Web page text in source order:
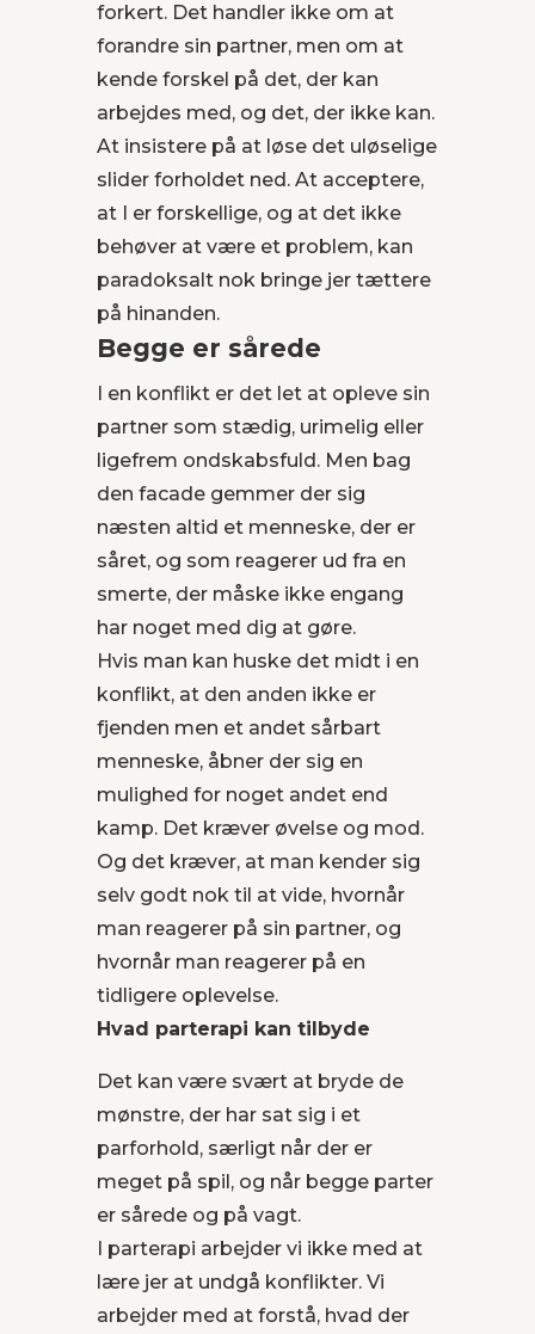
forkert. Det handler ikke om at
forandre sin partner, men om at
kende forskel på det, der kan
arbejdes med, og det, der ikke kan.
At insistere på at løse det uløselige
slider forholdet ned. At acceptere,
at I er forskellige, og at det ikke
behøver at være et problem, kan
paradoksalt nok bringe jer tættere
på hinanden.
Begge er sårede
I en konflikt er det let at opleve sin
partner som stædig, urimelig eller
ligefrem ondskabsfuld. Men bag
den facade gemmer der sig
næsten altid et menneske, der er
såret, og som reagerer ud fra en
smerte, der måske ikke engang
har noget med dig at gøre.
Hvis man kan huske det midt i en
konflikt, at den anden ikke er
fjenden men et andet sårbart
menneske, åbner der sig en
mulighed for noget andet end
kamp. Det kræver øvelse og mod.
Og det kræver, at man kender sig
selv godt nok til at vide, hvornår
man reagerer på sin partner, og
hvornår man reagerer på en
tidligere oplevelse.
Hvad parterapi kan tilbyde
Det kan være svært at bryde de
mønstre, der har sat sig i et
parforhold, særligt når der er
meget på spil, og når begge parter
er sårede og på vagt.
I parterapi arbejder vi ikke med at
lære jer at undgå konflikter. Vi
arbejder med at forstå, hvad der